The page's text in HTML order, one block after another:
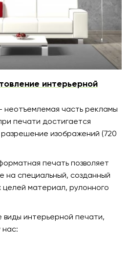
интерьерной
неотъемлемая часть рекламы
печати достигается
изображений (720
печать позволяет
на специальный, созданный
материал, рулонного
виды интерьерной печати,
нас: